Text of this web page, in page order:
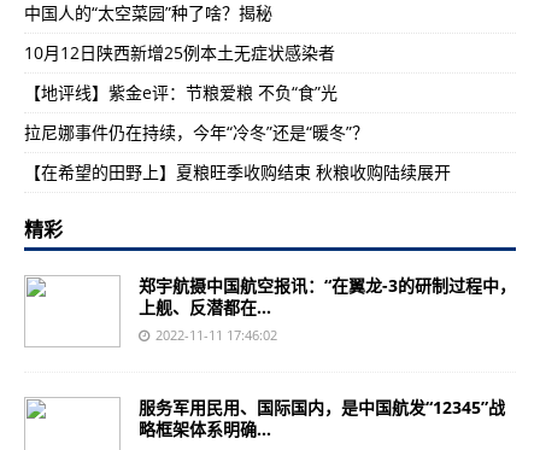
中国人的“太空菜园”种了啥？揭秘
10月12日陕西新增25例本土无症状感染者
【地评线】紫金e评：节粮爱粮 不负“食”光
拉尼娜事件仍在持续，今年“冷冬”还是“暖冬”？
【在希望的田野上】夏粮旺季收购结束 秋粮收购陆续展开
精彩
郑宇航摄中国航空报讯：“在翼龙-3的研制过程中，
上舰、反潜都在...
2022-11-11 17:46:02
服务军用民用、国际国内，是中国航发“12345”战
略框架体系明确...